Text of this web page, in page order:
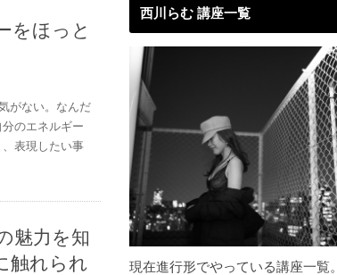
をほっと
がない。なんだ
のエネルギー
表現したい事
魅力を知
触れられ
西川らむ 講座一覧
現在進行形でやっている講座一覧。